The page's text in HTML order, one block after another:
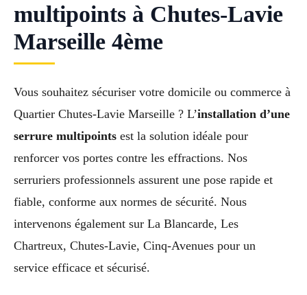
multipoints à Chutes-Lavie
Marseille 4ème
Vous souhaitez sécuriser votre domicile ou commerce à
Quartier Chutes-Lavie Marseille ? L’installation d’une
serrure multipoints est la solution idéale pour
renforcer vos portes contre les effractions. Nos
serruriers professionnels assurent une pose rapide et
fiable, conforme aux normes de sécurité. Nous
intervenons également sur La Blancarde, Les
Chartreux, Chutes-Lavie, Cinq-Avenues pour un
service efficace et sécurisé.